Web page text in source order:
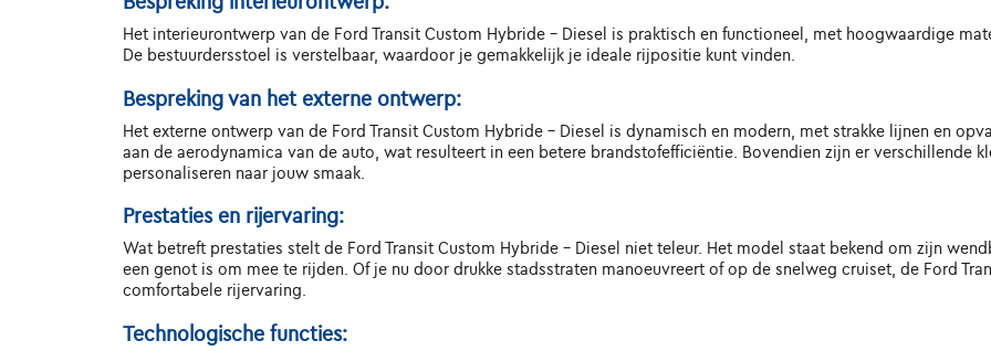
Het interieurontwerp van de Ford Transit Custom Hybride - Diesel is praktisch en functioneel, met hoogwaardige
De bestuurdersstoel is verstelbaar, waardoor je gemakkelijk je ideale rijpositie kunt vinden.
Bespreking van het externe ontwerp:
Het externe ontwerp van de Ford Transit Custom Hybride - Diesel is dynamisch en modern, met strakke lijnen en
aan de aerodynamica van de auto, wat resulteert in een betere brandstofefficiëntie. Bovendien zijn er verschillende
personaliseren naar jouw smaak.
Prestaties en rijervaring:
Wat betreft prestaties stelt de Ford Transit Custom Hybride - Diesel niet teleur. Het model staat bekend om zijn
een genot is om mee te rijden. Of je nu door drukke stadsstraten manoeuvreert of op de snelweg cruiset, de Ford
comfortabele rijervaring.
Technologische functies: